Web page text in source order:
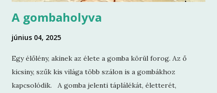
A gombaholyva
június 04, 2025
Egy élőlény, akinek az élete a gomba körül forog. Az ő
kicsiny, szűk kis világa több szálon is a gombákhoz
kapcsolódik. A gomba jelenti táplálékát, életterét,